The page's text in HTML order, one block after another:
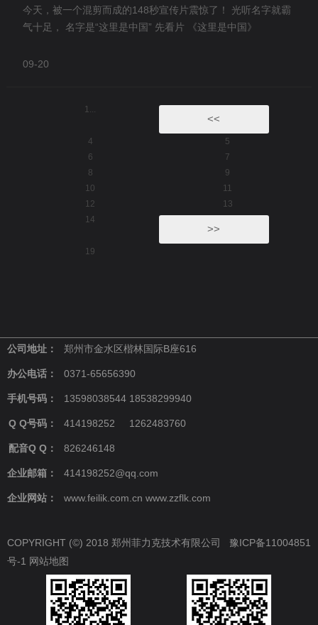
今天，被一个混剪而成的148秒宣传片震惊了！ 光听名字就霸
气十足， 名字是“这里是中国” 先看片 《这里是中国》
09-20
1...
<<
4
5
6
7
8
9
10
11
12
13
14
>>
19
公司地址： 郑州市金水区楷林国际B座616
办公电话： 0371-65656390
手机号码： 13598038544 18538299940
Q Q号码： 414198252 1262483760
配音Q Q： 826246148
企业邮箱： 414198252@qq.com
企业网站： www.feilik.com.cn www.zzflk.com
COPYRIGHT (©) 2018 郑州菲力克技术有限公司 豫ICP备11004851
号-1 网站地图